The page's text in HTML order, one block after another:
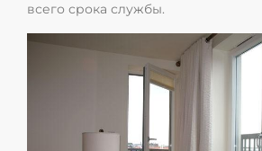
всего срока службы.